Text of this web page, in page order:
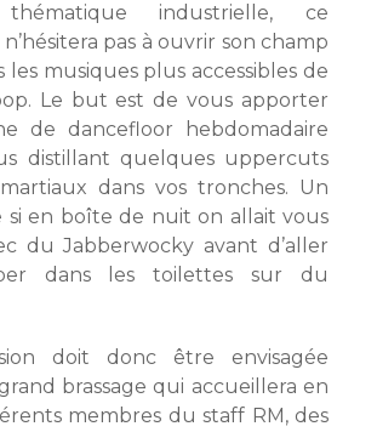
industrielle, ce
pas à ouvrir son champ
les musiques plus accessibles de
Le but est de vous apporter
de dancefloor hebdomadaire
distillant quelques uppercuts
dans vos tronches. Un
si en boîte de nuit on allait vous
du Jabberwocky avant d’aller
dans les toilettes sur du
doit donc être envisagée
brassage qui accueillera en
membres du staff RM, des